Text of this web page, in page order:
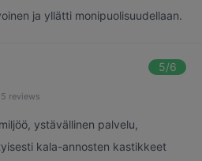
ja yllätti monipuolisuudellaan.
5/6
5 reviews
ystävällinen palvelu,
kala-annosten kastikkeet